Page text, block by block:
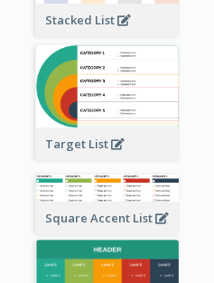
Stacked List
Target List
Square Accent List